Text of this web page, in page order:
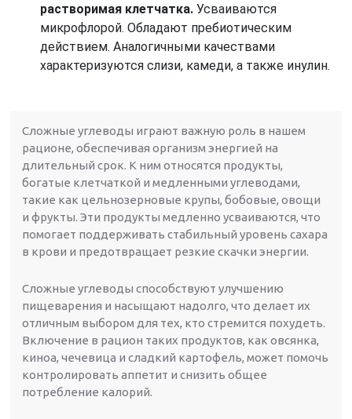
растворимая клетчатка. Усваиваются
микрофлорой. Обладают пребиотическим
действием. Аналогичными качествами
характеризуются слизи, камеди, а также инулин.
Сложные углеводы играют важную роль в нашем
рационе, обеспечивая организм энергией на
длительный срок. К ним относятся продукты,
богатые клетчаткой и медленными углеводами,
такие как цельнозерновые крупы, бобовые, овощи
и фрукты. Эти продукты медленно усваиваются, что
помогает поддерживать стабильный уровень сахара
в крови и предотвращает резкие скачки энергии.
Сложные углеводы способствуют улучшению
пищеварения и насыщают надолго, что делает их
отличным выбором для тех, кто стремится похудеть.
Включение в рацион таких продуктов, как овсянка,
киноа, чечевица и сладкий картофель, может помочь
контролировать аппетит и снизить общее
потребление калорий.